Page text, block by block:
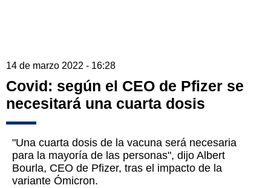
14 de marzo 2022 - 16:28
Covid: según el CEO de Pfizer se
necesitará una cuarta dosis
"Una cuarta dosis de la vacuna será necesaria
para la mayoría de las personas", dijo Albert
Bourla, CEO de Pfizer, tras el impacto de la
variante Ómicron.